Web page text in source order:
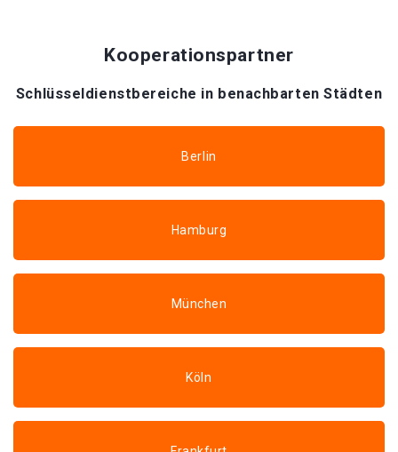
Kooperationspartner
Schlüsseldienstbereiche in benachbarten Städten
Berlin
Hamburg
München
Köln